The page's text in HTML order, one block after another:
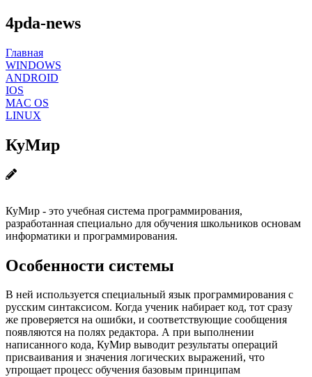
4pda-news
Главная
WINDOWS
ANDROID
IOS
MAC OS
LINUX
КуМир
КуМир - это учебная система программирования,
разработанная специально для обучения школьников основам
информатики и программирования.
Особенности системы
В ней используется специальный язык программирования с
русским синтаксисом. Когда ученик набирает код, тот сразу
же проверяется на ошибки, и соответствующие сообщения
появляются на полях редактора. А при выполнении
написанного кода, КуМир выводит результаты операций
присваивания и значения логических выражений, что
упрощает процесс обучения базовым принципам